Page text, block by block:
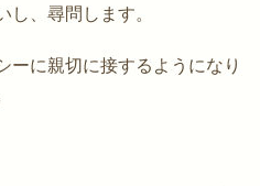
、尋問します。
ーに親切に接するようになり